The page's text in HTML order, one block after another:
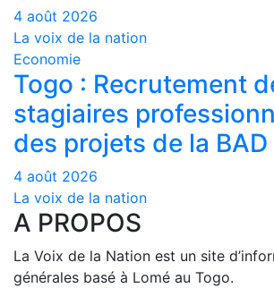
4 août 2026
La voix de la nation
Economie
Togo : Recrutement
stagiaires
des projets de la BAD
4 août 2026
La voix de la nation
A PROPOS
La Voix de la Nation est un site
générales basé à Lomé au Togo.